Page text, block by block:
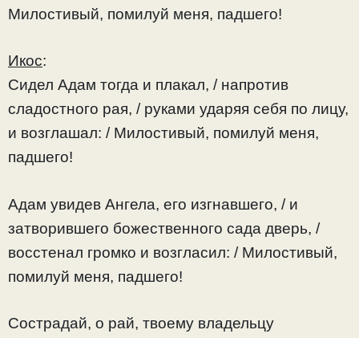
Милостивый, помилуй меня, падшего!
Икос:
Сидел Адам тогда и плакал, / напротив
сладостного рая, / руками ударяя себя по лицу,
и возглашал: / Милостивый, помилуй меня,
падшего!
Адам увидев Ангела, его изгнавшего, / и
затворившего божественного сада дверь, /
восстенал громко и возгласил: / Милостивый,
помилуй меня, падшего!
Сострадай, о рай, твоему владельцу